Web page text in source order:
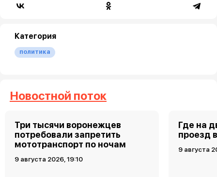
Категория
политика
Новостной поток
Три тысячи воронежцев
потребовали запретить
мототранспорт по ночам
9 августа 2026, 19:10
Где на
проезд
9 августа